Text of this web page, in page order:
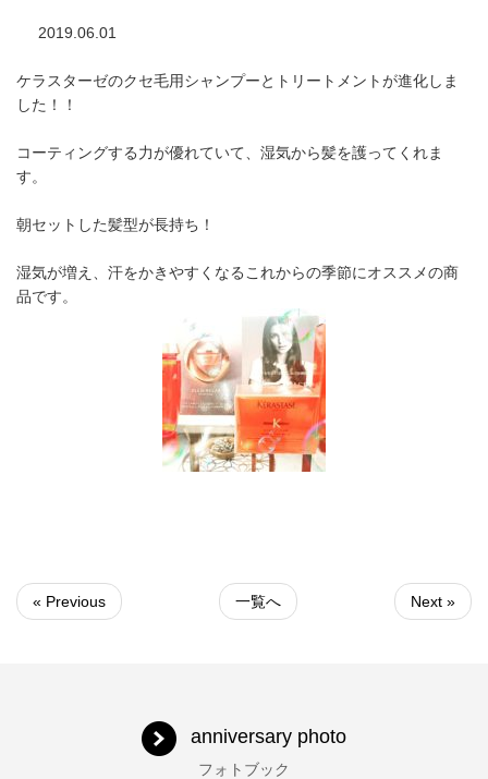
2019.06.01
ケラスターゼのクセ毛用シャンプーとトリートメントが進化しま
した！！
コーティングする力が優れていて、湿気から髪を護ってくれま
す。
朝セットした髪型が長持ち！
湿気が増え、汗をかきやすくなるこれからの季節にオススメの商
品です。
« Previous 一覧へ Next »
anniversary photo
フォトブック